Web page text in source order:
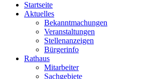
Startseite
Aktuelles
Bekanntmachungen
Veranstaltungen
Stellenanzeigen
Bürgerinfo
Rathaus
Mitarbeiter
Sachgebiete